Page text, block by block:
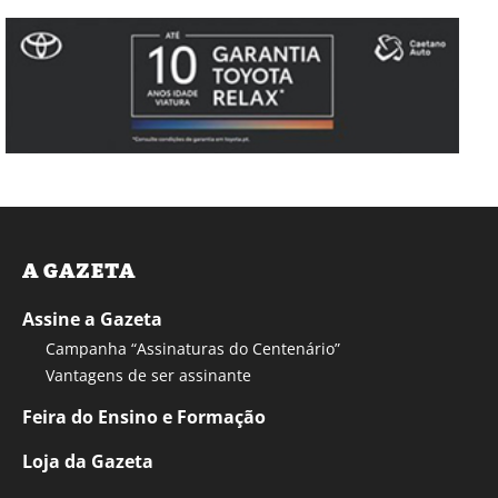
A GAZETA
Assine a Gazeta
Campanha “Assinaturas do Centenário”
Vantagens de ser assinante
Feira do Ensino e Formação
Loja da Gazeta